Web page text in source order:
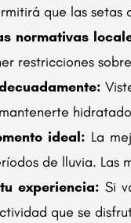
que las setas
normativas
restricciones
ideal: La
de lluvia. Las
experiencia: Si
que se